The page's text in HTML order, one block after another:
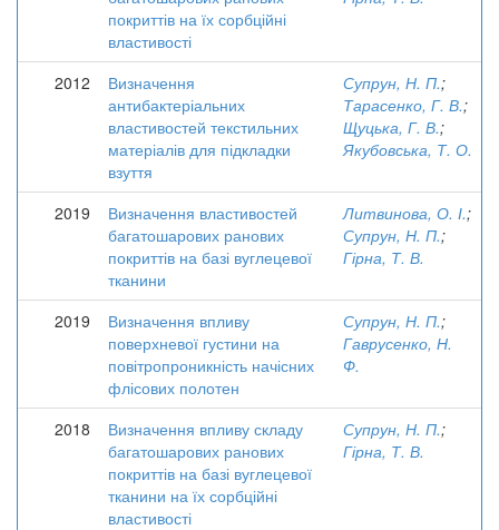
покриттів на їх сорбційні
властивості
2012
Визначення
антибактеріальних
властивостей текстильних
матеріалів для підкладки
взуття
Супрун, Н. П.;
Тарасенко, Г. В.;
Щуцька, Г. В.;
Якубовська, Т. О.
2019
Визначення властивостей
багатошарових ранових
покриттів на базі вуглецевої
тканини
Литвинова, О. І.;
Супрун, Н. П.;
Гірна, Т. В.
2019
Визначення впливу
поверхневої густини на
повітропроникність начісних
флісових полотен
Супрун, Н. П.;
Гаврусенко, Н.
Ф.
2018
Визначення впливу складу
багатошарових ранових
покриттів на базі вуглецевої
тканини на їх сорбційні
властивості
Супрун, Н. П.;
Гірна, Т. В.